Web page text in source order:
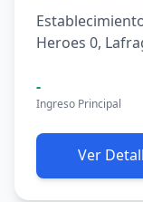
Heroes 0,
-
Ingreso Principal
Ver